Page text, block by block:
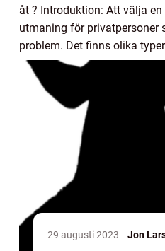
åt ? Introduktion: Att välja
utmaning för privatpersoner
problem. Det finns olika
det kan vara svårt att nav...
29 augusti 2023 Jon